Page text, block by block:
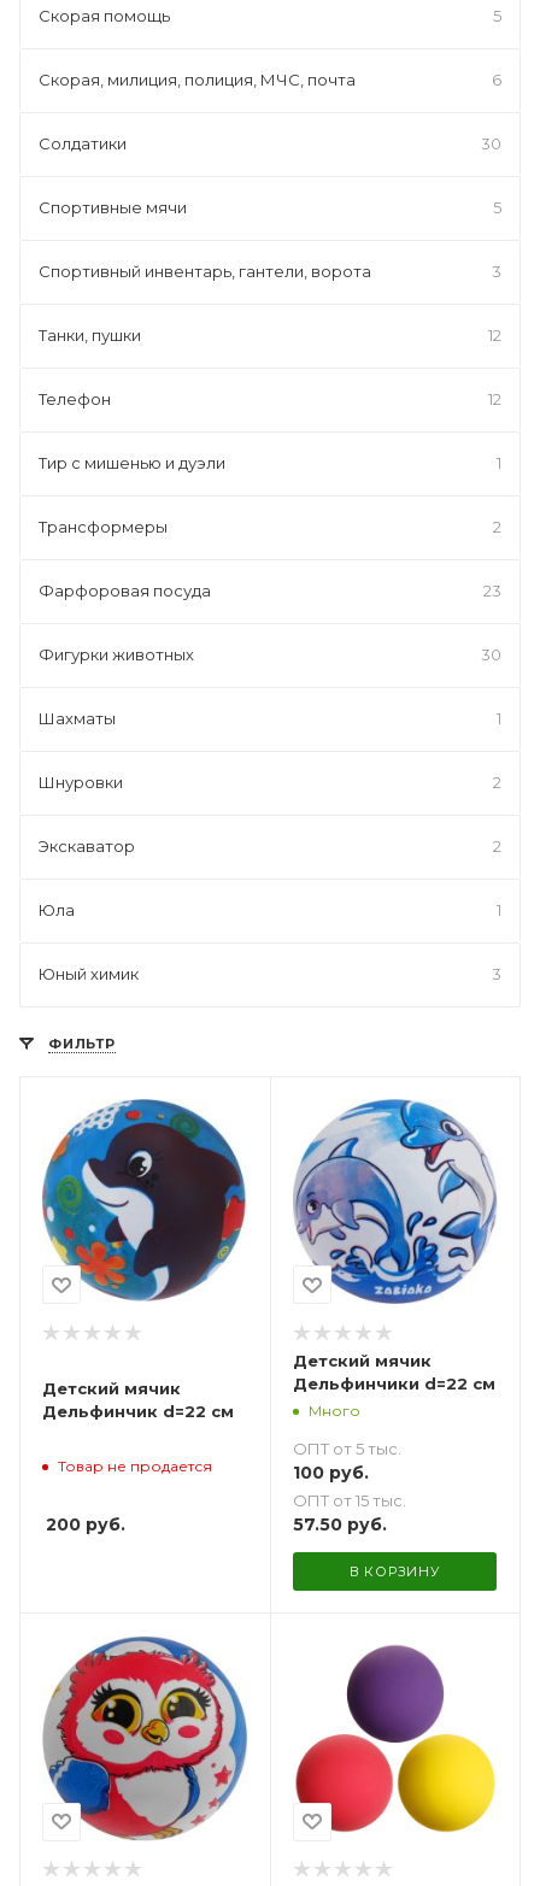
Скорая помощь 5
Скорая, милиция, полиция, МЧС, почта 6
Солдатики 30
Спортивные мячи 5
Спортивный инвентарь, гантели, ворота 3
Танки, пушки 12
Телефон 12
Тир с мишенью и дуэли 1
Трансформеры 2
Фарфоровая посуда 23
Фигурки животных 30
Шахматы 1
Шнуровки 2
Экскаватор 2
Юла 1
Юный химик 3
ФИЛЬТР
Детский мячик
Дельфинчик d=22 см
Товар не продается
200 руб.
Детский мячик
Дельфинчики d=22 см
Много
ОПТ от 5 тыс.
100руб.
ОПТ от 15 тыс.
57.50руб.
В КОРЗИНУ